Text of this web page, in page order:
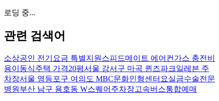
로딩 중...
관련 검색어
소상공인 전기요금 특별지원 스피드메이트 에어컨가스 충전비
용이동식주택 가격20평서울 강서구 마곡 퀸즈파크일레븐 주
차장서울 영등포구 여의도 MBC문화인형센터 요실금수술전문
병원 부산 남구 용호동 W스퀘어주차장고속버스통합예매